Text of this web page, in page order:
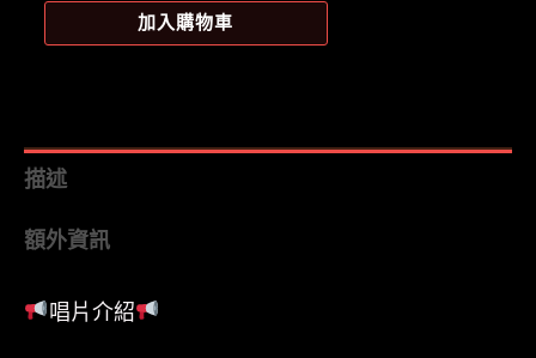
黑
比
艾
加入購物車
描述
額外資訊
唱片介紹